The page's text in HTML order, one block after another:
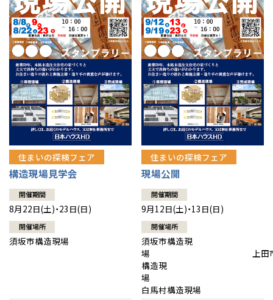
住まいの探検フェア
構造現場見学会
開催期間
8月22日(土)・23日(日)
開催場所
須坂市構造現場
住まいの探検フェア
現場公開
開催期間
9月12日(土)・13日(日)
開催場所
須坂市構造現
場 上田
構造現
白馬村構造現場